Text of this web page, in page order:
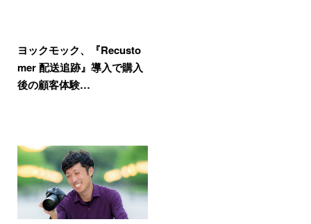
ヨックモック、『Recusto
mer 配送追跡』導入で購入
後の顧客体験…